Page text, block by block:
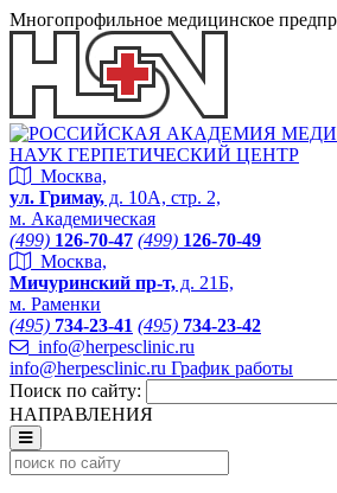
Многопрофильное медицинское
Москва,
ул. Гримау, д. 10А, стр. 2,
м. Академическая
(499) 126-70-47 (499) 126-70-49
Москва,
Мичуринский пр-т, д. 21Б,
м. Раменки
(495) 734-23-41 (495) 734-23-42
info@herpesclinic.ru
info@herpesclinic.ru График работы
Поиск по сайту:
НАПРАВЛЕНИЯ